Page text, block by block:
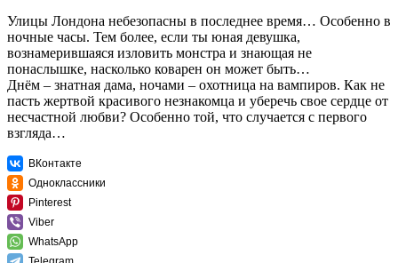
Улицы Лондона небезопасны в последнее время… Особенно в
ночные часы. Тем более, если ты юная девушка,
вознамерившаяся изловить монстра и знающая не
понаслышке, насколько коварен он может быть…
Днём – знатная дама, ночами – охотница на вампиров. Как не
пасть жертвой красивого незнакомца и уберечь свое сердце от
несчастной любви? Особенно той, что случается с первого
взгляда…
ВКонтакте
Одноклассники
Pinterest
Viber
WhatsApp